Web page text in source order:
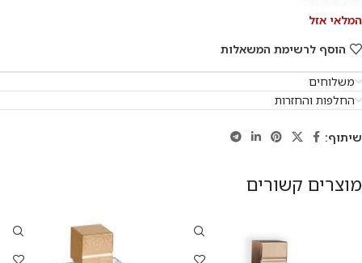
המלאי אזל
הוסף לרשימת המשאלות
משלוחים
החלפות והחזרות
שיתוף:
מוצרים קשורים